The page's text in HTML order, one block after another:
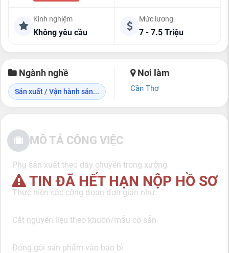
Kinh nghiệm
Không yêu cầu
Mức lương
7 - 7.5 Triệu
Ngành nghề
Sản xuất / Vận hành sản...
Nơi làm
Cần Thơ
TIN ĐÃ HẾT HẠN NỘP HỒ SƠ
MÔ TẢ CÔNG VIỆC
Phụ sản xuất theo dây chuyền trong xưởng
Thực hiện các công đoạn đơn giản như:
Cắt nguyên liệu theo khuôn/mẫu có sẵn
Đóng gói sản phẩm vào bao bì